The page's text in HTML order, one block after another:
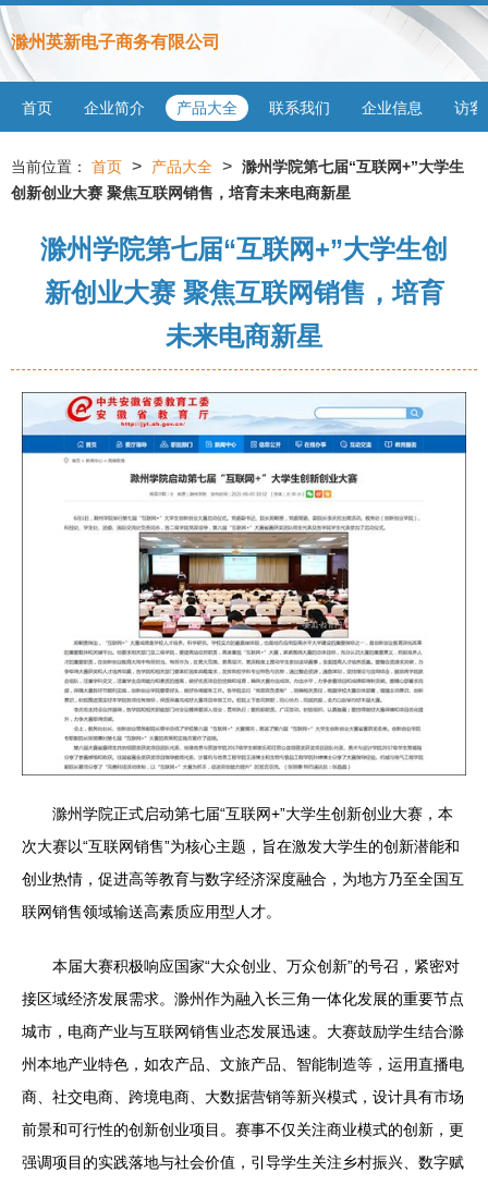
滁州英新电子商务有限公司
首页 企业简介 产品大全 联系我们 企业信息 访客
当前位置： 首页 > 产品大全 > 滁州学院第七届“互联网+”大学生
创新创业大赛 聚焦互联网销售，培育未来电商新星
滁州学院第七届“互联网+”大学生创
新创业大赛 聚焦互联网销售，培育
未来电商新星
滁州学院正式启动第七届“互联网+”大学生创新创业大赛，本
次大赛以“互联网销售”为核心主题，旨在激发大学生的创新潜能和
创业热情，促进高等教育与数字经济深度融合，为地方乃至全国互
联网销售领域输送高素质应用型人才。
本届大赛积极响应国家“大众创业、万众创新”的号召，紧密对
接区域经济发展需求。滁州作为融入长三角一体化发展的重要节点
城市，电商产业与互联网销售业态发展迅速。大赛鼓励学生结合滁
州本地产业特色，如农产品、文旅产品、智能制造等，运用直播电
商、社交电商、跨境电商、大数据营销等新兴模式，设计具有市场
前景和可行性的创新创业项目。赛事不仅关注商业模式的创新，更
强调项目的实践落地与社会价值，引导学生关注乡村振兴、数字赋